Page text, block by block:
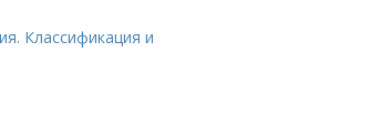
Классификация и